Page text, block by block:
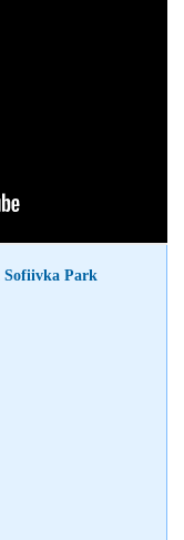
Sofiivka Park